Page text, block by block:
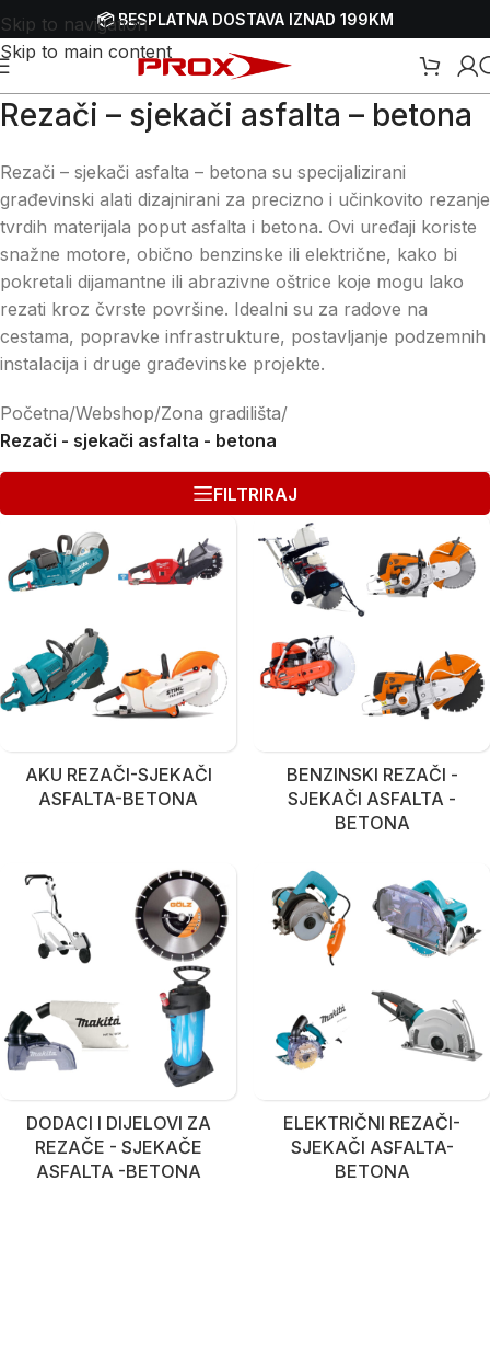
Skip to navigation
Skip to main content
📦 BESPLATNA DOSTAVA IZNAD 199KM
Rezači – sjekači asfalta – betona
Rezači – sjekači asfalta – betona su specijalizirani
građevinski alati dizajnirani za precizno i učinkovito rezanje
tvrdih materijala poput asfalta i betona. Ovi uređaji koriste
snažne motore, obično benzinske ili električne, kako bi
pokretali dijamantne ili abrazivne oštrice koje mogu lako
rezati kroz čvrste površine. Idealni su za radove na
cestama, popravke infrastrukture, postavljanje podzemnih
instalacija i druge građevinske projekte.
Početna/Webshop/Zona gradilišta/
Rezači - sjekači asfalta - betona
FILTRIRAJ
AKU REZAČI-SJEKAČI
ASFALTA-BETONA
BENZINSKI REZAČI -
SJEKAČI ASFALTA -
BETONA
DODACI I DIJELOVI ZA
REZAČE - SJEKAČE
ASFALTA -BETONA
ELEKTRIČNI REZAČI-
SJEKAČI ASFALTA-
BETONA